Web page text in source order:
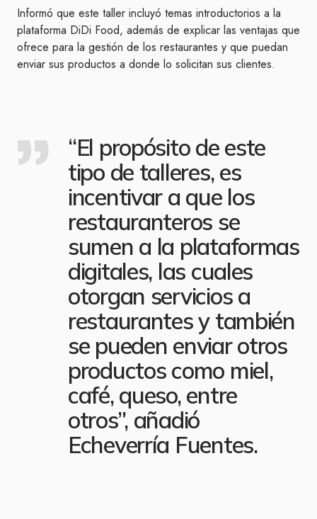
Informó que este taller incluyó temas introductorios a la
plataforma DiDi Food, además de explicar las ventajas que
ofrece para la gestión de los restaurantes y que puedan
enviar sus productos a donde lo solicitan sus clientes.
“El propósito de este
tipo de talleres, es
incentivar a que los
restauranteros se
sumen a la plataformas
digitales, las cuales
otorgan servicios a
restaurantes y también
se pueden enviar otros
productos como miel,
café, queso, entre
otros”, añadió
Echeverría Fuentes.